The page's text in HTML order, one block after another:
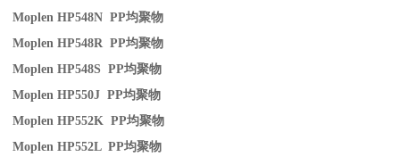
Moplen HP548N PP均聚物
Moplen HP548R PP均聚物
Moplen HP548S PP均聚物
Moplen HP550J PP均聚物
Moplen HP552K PP均聚物
Moplen HP552L PP均聚物